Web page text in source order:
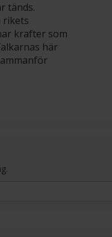
tänds.
rikets
krafter som
här